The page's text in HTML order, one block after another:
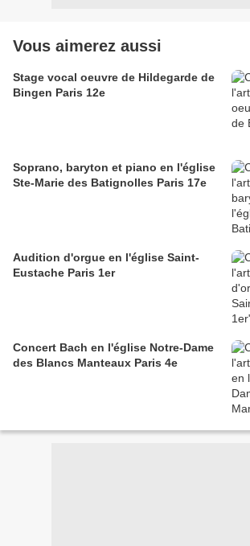
Vous aimerez aussi
Stage vocal oeuvre de Hildegarde de
Bingen Paris 12e
Soprano, baryton et piano en l'église
Ste-Marie des Batignolles Paris 17e
Audition d'orgue en l'église Saint-
Eustache Paris 1er
Concert Bach en l'église Notre-Dame
des Blancs Manteaux Paris 4e